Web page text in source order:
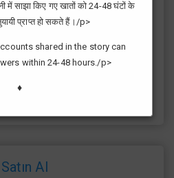
da kolaylaşmıştır.instagram
bir çok kişi meslek
sayfanızı yüksek seviyelere
Al
साझा किए गए खातों को 24-48 घंटों के
प्राप्त हो सकते हैं।/p>
shared in the story can
within 24-48 hours./p>
♦